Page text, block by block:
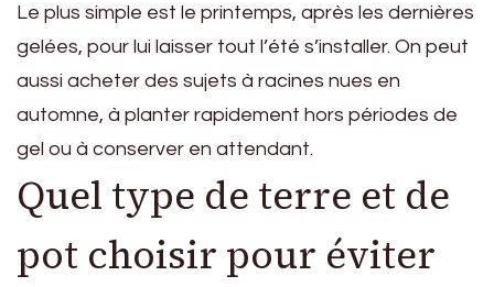
Le plus simple est le printemps, après les dernières
gelées, pour lui laisser tout l’été s’installer. On peut
aussi acheter des sujets à racines nues en
automne, à planter rapidement hors périodes de
gel ou à conserver en attendant.
Quel type de terre et de
pot choisir pour éviter